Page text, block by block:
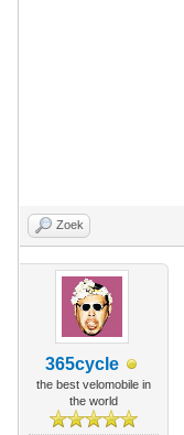
Zoek
365cycle
the best velomobile in
the world